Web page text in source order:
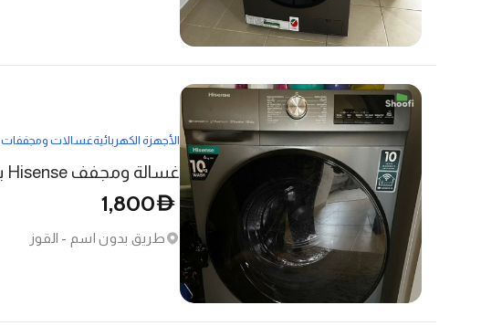
الأجهزة الكهربائيةغسالات ومجففات
D
1,800
طريق بدون اسم - القوز